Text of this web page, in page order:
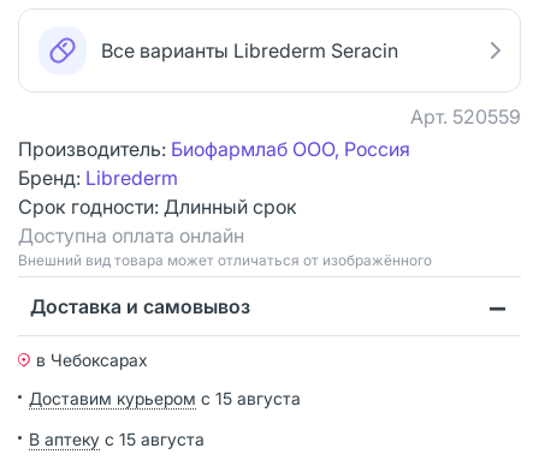
Все варианты Librederm Seracin
Арт. 520559
Производитель: Биофармлаб ООО, Россия
Бренд: Librederm
Срок годности: Длинный срок
Доступна оплата онлайн
Bнешний вид товара может отличаться от изображённого
Доставка и самовывоз
в Чебоксарах
Доставим курьером с 15 августа
В аптеку с 15 августа